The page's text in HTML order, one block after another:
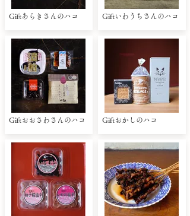
Giftあらきさんのハコ
Giftおおさわさんのハコ
Giftいわうちさんのハコ
Giftおかしのハコ